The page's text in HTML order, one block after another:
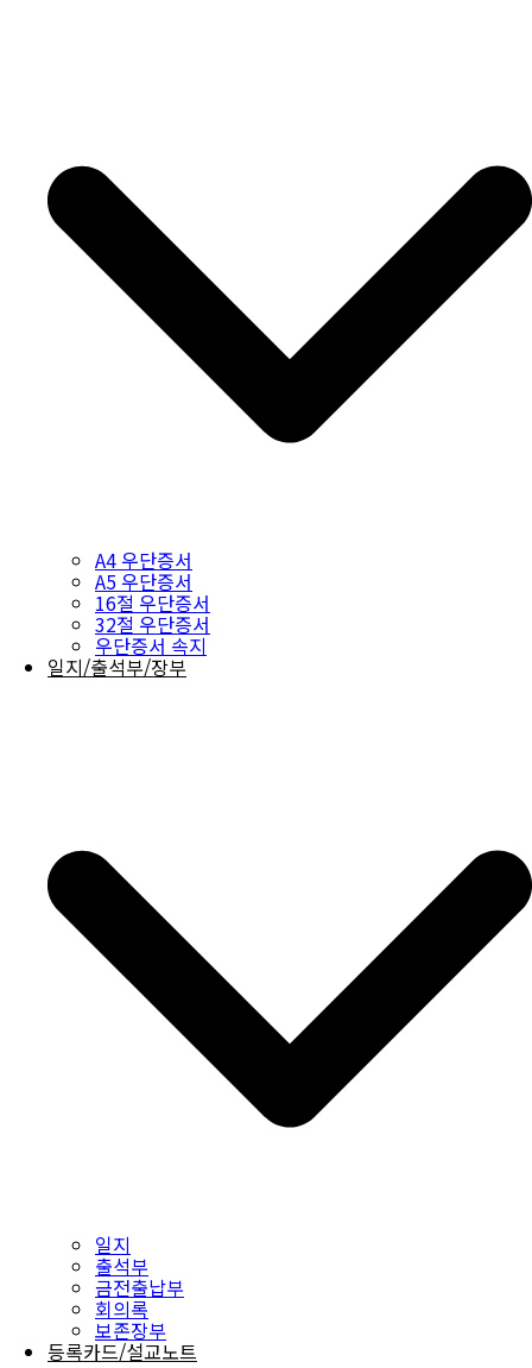
A4 우단증서
A5 우단증서
16절 우단증서
32절 우단증서
우단증서 속지
일지/출석부/장부
일지
출석부
금전출납부
회의록
보존장부
등록카드/설교노트